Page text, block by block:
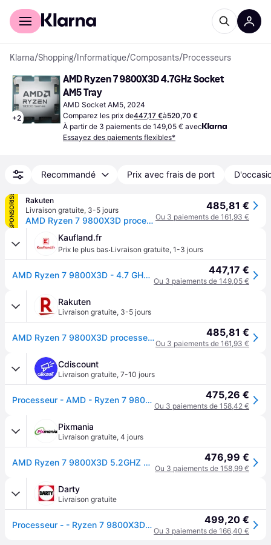
Acheter avec Klarna
Klarna/Shopping/ Informatique/Composants/Processeurs
+2
AMD Ryzen 7 9800X3D 4.7GHz Socket
AM5 Tray
AMD Socket AM5, 2024
Comparez les prix de447,17 €à520,70 €
À partir de 3 paiements de 149,05 € avec
Essayez des paiements flexibles*
Recommandé Prix avec frais de port
SPONSORISÉ
Rakuten
Livraison gratuite, 3-5 jours
AMD Ryzen 7 9800X3D processeur 4,7 GHz 96 Mo L3 Plateau
485,81 €
Ou 3 paiements de 161,93 €
Kaufland.fr
Prix le plus bas·Livraison gratuite, 1-3 jours
AMD Ryzen 7 9800X3D - 4.7 GHz - 8 Kerne - 16 Threads 447,17 €
Ou 3 paiements de 149,05 €
Rakuten
Livraison gratuite, 3-5 jours
AMD Ryzen 7 9800X3D processeur 4,7 GHz 96 Mo L3 Plateau 485,81 €
Ou 3 paiements de 161,93 €
Cdiscount
Livraison gratuite, 7-10 jours
Processeur - AMD - Ryzen 7 9800X3D - 8 coeurs - 4.7 GHz / 5.2 GHz - Tray 475,26 €
Ou 3 paiements de 158,42 €
Pixmania
Livraison gratuite, 4 jours
AMD Ryzen 7 9800X3D 5.2GHZ AM5 8C/16T 120W 104Mo TRAY - Neuf 476,99 €
Ou 3 paiements de 158,99 €
Darty
Livraison gratuite
Processeur - - Ryzen 7 9800X3D - 8 coeurs - 4.7 GHz / 5.2 GHz - Tray 499,20 €
Ou 3 paiements de 166,40 €